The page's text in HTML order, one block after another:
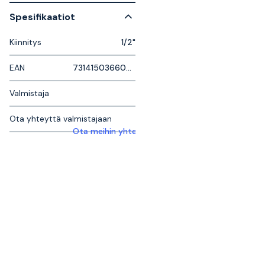
Spesifikaatiot
Kiinnitys 1/2"
EAN 7314150366064
Valmistaja
Ota yhteyttä valmistajaan
Ota meihin yhteyttä saadaksesi lisätietoja